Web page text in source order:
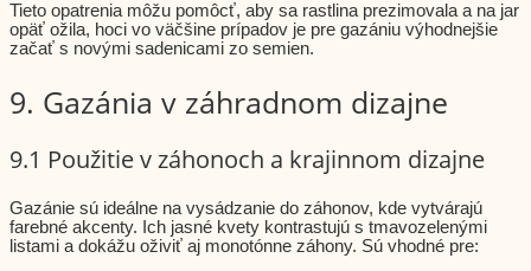
Tieto opatrenia môžu pomôcť, aby sa rastlina prezimovala a na jar
opäť ožila, hoci vo väčšine prípadov je pre gazániu výhodnejšie
začať s novými sadenicami zo semien.
9. Gazánia v záhradnom dizajne
9.1 Použitie v záhonoch a krajinnom dizajne
Gazánie sú ideálne na vysádzanie do záhonov, kde vytvárajú
farebné akcenty. Ich jasné kvety kontrastujú s tmavozelenými
listami a dokážu oživiť aj monotónne záhony. Sú vhodné pre: